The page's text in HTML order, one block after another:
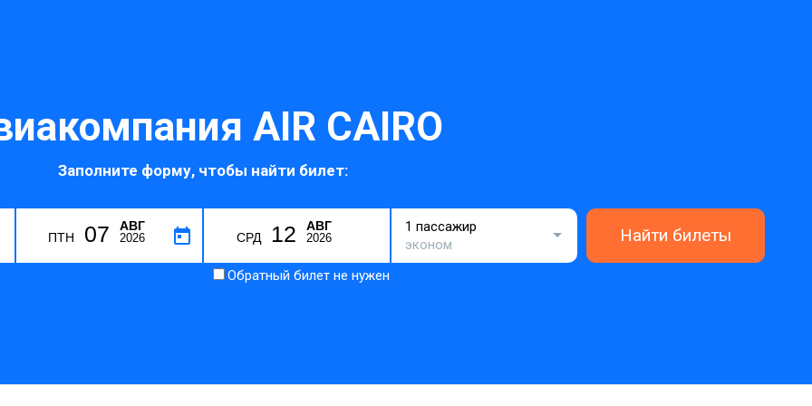
AIR CAIRO
Заполните форму, чтобы найти билет:
ПТН 07 АВГ
2026 СРД 12 АВГ
2026
1 пассажир
эконом
Найти билеты
Обратный билет не нужен